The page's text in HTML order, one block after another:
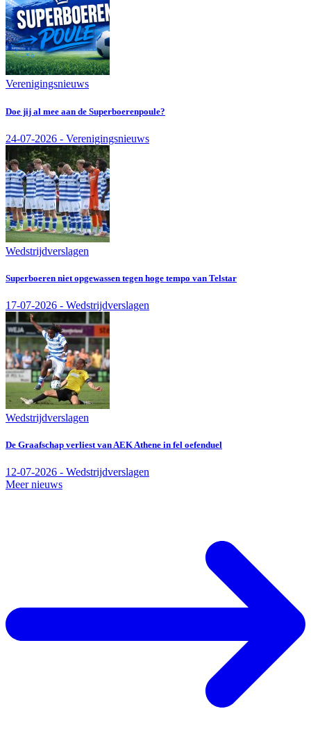
Verenigingsnieuws
Doe jij al mee aan de Superboerenpoule?
24-07-2026 - Verenigingsnieuws
Wedstrijdverslagen
Superboeren niet opgewassen tegen hoge tempo van Telstar
17-07-2026 - Wedstrijdverslagen
Wedstrijdverslagen
De Graafschap verliest van AEK Athene in fel oefenduel
12-07-2026 - Wedstrijdverslagen
Meer nieuws